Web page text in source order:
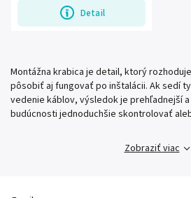
Detail
Montážna krabica je detail, ktorý
pôsobiť aj fungovať po inštalácii. Ak sedí
vedenie káblov, výsledok je prehľadnejší
budúcnosti jednoduchšie skontrolovať
Zobraziť viac